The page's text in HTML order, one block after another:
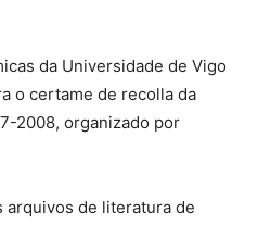
da Universidade de Vigo
o certame de recolla da
2008, organizado por
arquivos de literatura de